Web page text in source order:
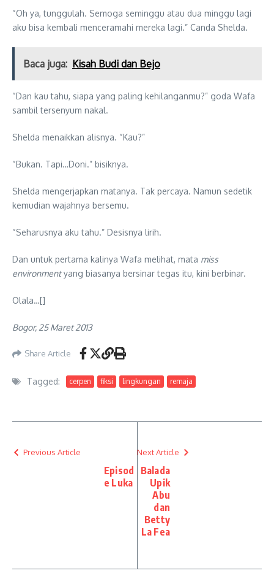
“Oh ya, tunggulah. Semoga seminggu atau dua minggu lagi
aku bisa kembali menceramahi mereka lagi.” Canda Shelda.
Baca juga: Kisah Budi dan Bejo
“Dan kau tahu, siapa yang paling kehilanganmu?” goda Wafa
sambil tersenyum nakal.
Shelda menaikkan alisnya. “Kau?”
“Bukan. Tapi…Doni.” bisiknya.
Shelda mengerjapkan matanya. Tak percaya. Namun sedetik
kemudian wajahnya bersemu.
“Seharusnya aku tahu.” Desisnya lirih.
Dan untuk pertama kalinya Wafa melihat, mata miss
environmentyang biasanya bersinar tegas itu, kini berbinar.
Olala…[]
Bogor, 25 Maret 2013
Share Article
Tagged: cerpen fiksi lingkungan remaja
Previous Article
Episod
e Luka
Next Article
Balada
Upik
Abu
dan
Betty
La Fea